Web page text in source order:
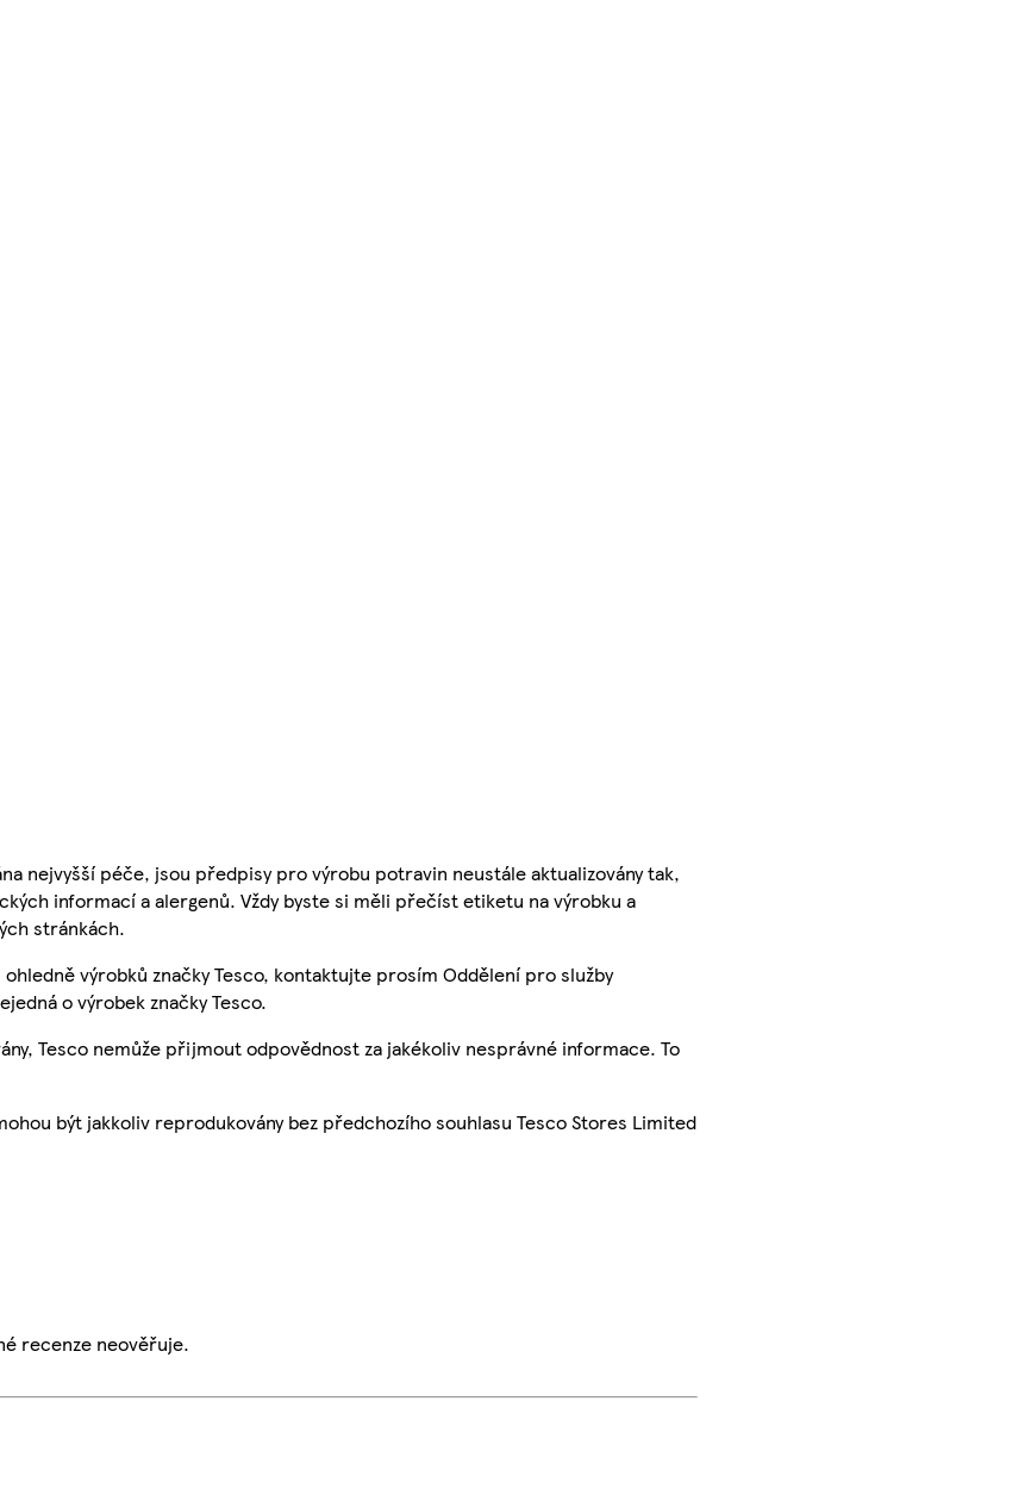
nejvyšší péče, jsou předpisy pro výrobu potravin neustále aktualizovány tak,
informací a alergenů. Vždy byste si měli přečíst etiketu na výrobku a
stránkách.
výrobků značky Tesco, kontaktujte prosím Oddělení pro služby
o výrobek značky Tesco.
Tesco nemůže přijmout odpovědnost za jakékoliv nesprávné informace. To
být jakkoliv reprodukovány bez předchozího souhlasu Tesco Stores Limited
recenze neověřuje.